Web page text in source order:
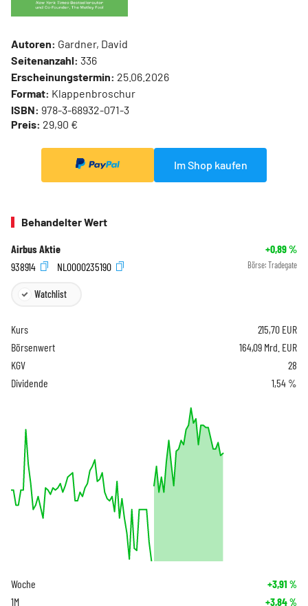
Autoren: Gardner, David
Seitenanzahl: 336
Erscheinungstermin: 25.06.2026
Format: Klappenbroschur
ISBN: 978-3-68932-071-3
Preis: 29,90 €
Im Shop kaufen
Behandelter Wert
Airbus Aktie +0,89%
938914
NL0000235190 Börse: Tradegate
Watchlist
Kurs 215,70 EUR
Börsenwert
164,09 Mrd. EUR
KGV
28
Dividende
1,54 %
Woche +3,91 %
1M +3,84%